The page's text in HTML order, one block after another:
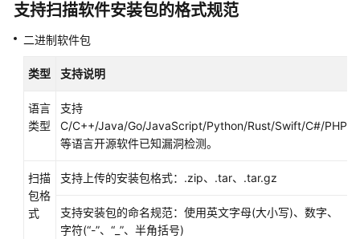
成
商
发
布
商
品
支持扫描软件安装包的格式规范
二进制软件包
类型 支持说明
语言
类型
支持
C/C++/Java/Go/JavaScript/Python/Rust/Swift/C#/PHP
等语言开源软件已知漏洞检测。
扫描
包格
式
支持上传的安装包格式：.zip、.tar、.tar.gz
支持安装包的命名规范：使用英文字母(大小写)、数字、
字符(“-”、“_”、半角括号)